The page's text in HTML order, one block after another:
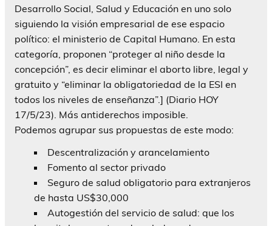
Desarrollo Social, Salud y Educación en uno solo
siguiendo la visión empresarial de ese espacio
político: el ministerio de Capital Humano. En esta
categoría, proponen “proteger al niño desde la
concepción”, es decir eliminar el aborto libre, legal y
gratuito y “eliminar la obligatoriedad de la ESI en
todos los niveles de enseñanza”.] (Diario HOY
17/5/23). Más antiderechos imposible.
Podemos agrupar sus propuestas de este modo:
Descentralización y arancelamiento
Fomento al sector privado
Seguro de salud obligatorio para extranjeros
de hasta US$30,000
Autogestión del servicio de salud: que los